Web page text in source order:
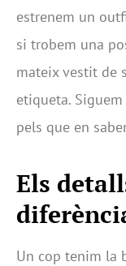
estrenem un
si trobem una
mateix vestit de
etiqueta.
pels que en
Els
Un cop tenim la